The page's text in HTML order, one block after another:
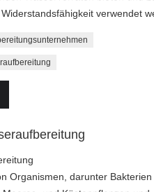
verwendet
Organismen, darunter